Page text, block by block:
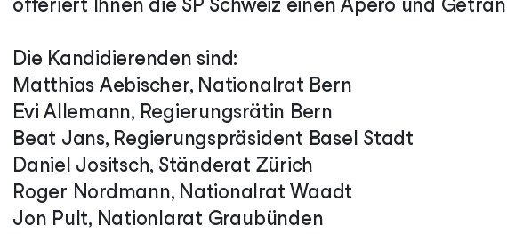
Die Kandidierenden sind:
Matthias Aebischer, Nationalrat Bern
Evi Allemann, Regierungsrätin Bern
Beat Jans, Regierungspräsident Basel Stadt
Daniel Jositsch, Ständerat Zürich
Roger Nordmann, Nationalrat Waadt
Jon Pult, Nationlarat Graubünden